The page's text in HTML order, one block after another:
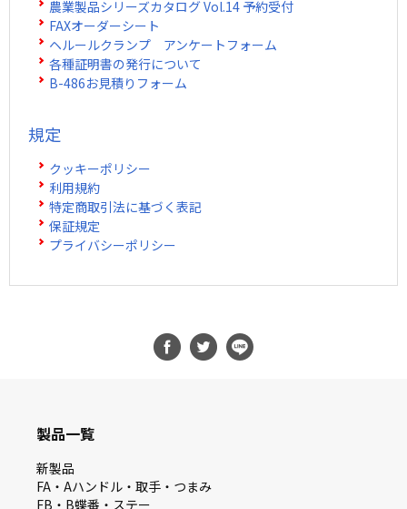
農業製品シリーズカタログ Vol.14 予約受付
FAXオーダーシート
ヘルールクランプ アンケートフォーム
各種証明書の発行について
B-486お見積りフォーム
規定
クッキーポリシー
利用規約
特定商取引法に基づく表記
保証規定
プライバシーポリシー
製品一覧
新製品
FA・Aハンドル・取手・つまみ
FB・B蝶番・ステー